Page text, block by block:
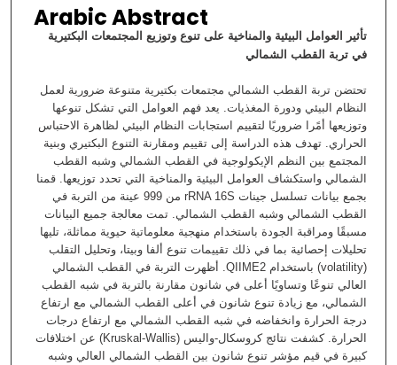
Arabic Abstract
تأثير العوامل البيئية والمناخية على تنوع وتوزيع المجتمعات البكتيرية
في تربة القطب الشمالي
تحتضن تربة القطب الشمالي مجتمعات بكتيرية متنوعة ضرورية لعمل
النظام البيئي ودورة المغذيات. يعد فهم العوامل التي تشكل تنوعها
وتوزيعها أمًرا ضروريًا لتقييم استجابات النظام البيئي لظاهرة الاحتباس
الحراري. تهدف هذه الدراسة إلى تقييم ومقارنة التنوع البكتيري وبنية
المجتمع بين النظم الإيكولوجية في القطب الشمالي وشبه القطب
الشمالي واستكشاف العوامل البيئية والمناخية التي تحدد توزيعها. قمنا
بجمع بيانات تسلسل جينات rRNA 16S من 999 عينة من التربة في
القطب الشمالي وشبه القطب الشمالي. تمت معالجة جميع البيانات
مسبقًا ومراقبة الجودة باستخدام منهجية معلوماتية حيوية مماثلة، تليها
تحليلات إحصائية بما في ذلك تقييمات تنوع ألفا وبيتا، وتحليل التقلب
(volatility) باستخدام QIIME2. أظهرت التربة في القطب الشمالي
العالي تنوعًا وتساويًا أعلى في شانون مقارنة بالتربة في شبه القطب
الشمالي، مع زيادة تنوع شانون في أعلى القطب الشمالي مع ارتفاع
درجة الحرارة وانخفاضه في شبه القطب الشمالي مع ارتفاع درجات
الحرارة. كشفت نتائج كروسكال-واليس (Kruskal-Wallis) عن اختلافات
كبيرة في قيم مؤشر تنوع شانون بين القطب الشمالي العالي وشبه